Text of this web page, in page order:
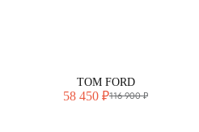
TOM FORD
58 450 ₽116 900 ₽